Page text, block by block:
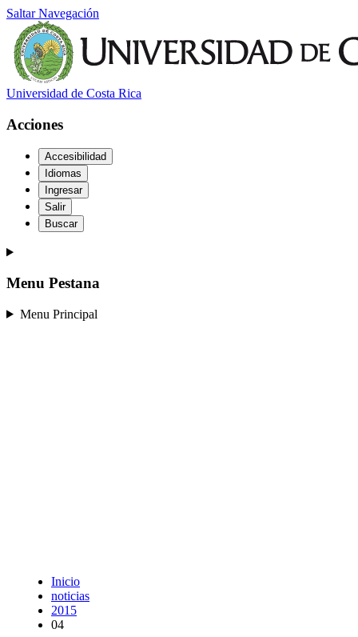
Saltar Navegación
Universidad de Costa Rica
Acciones
Accesibilidad
Idiomas
Ingresar
Salir
Buscar
Menu Pestana
Menu Principal
Inicio
noticias
2015
04